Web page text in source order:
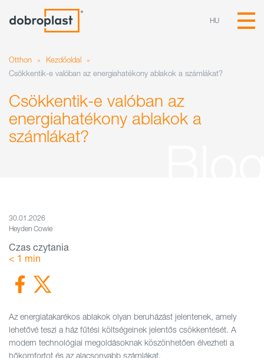
HU
Otthon » Kezdőoldal
»
Csökkentik-e valóban az energiahatékony ablakok a számlákat?
Csökkentik-e valóban az
energiahatékony ablakok a
számlákat?
Az energiatakarékos ablakok olyan beruházást jelentenek, amely
lehetővé teszi a ház fűtési költségeinek jelentős csökkentését. A
modern technológiai megoldásoknak köszönhetően élvezheti a
hőkomfortot és az alacsonyabb számlákat.
30.01.2026
Heyden Cowie
Czas czytania
< 1 min